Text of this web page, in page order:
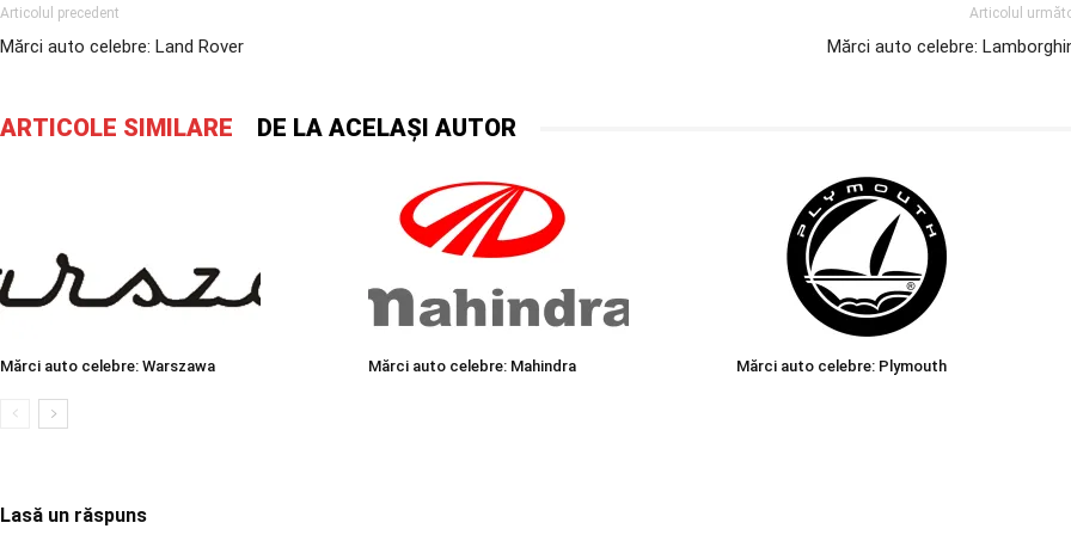
Articolul precedent
Mărci auto celebre: Land Rover
Articolul
Mărci auto celebre:
ARTICOLE SIMILARE DE LA ACELAȘI AUTOR
Mărci auto celebre: Warszawa Mărci auto celebre: Mahindra Mărci auto celebre: Plymouth
Lasă un răspuns